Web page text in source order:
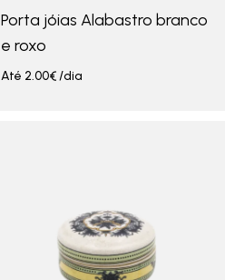
Porta jóias Alabastro branco
e roxo
Até 2.00€/dia